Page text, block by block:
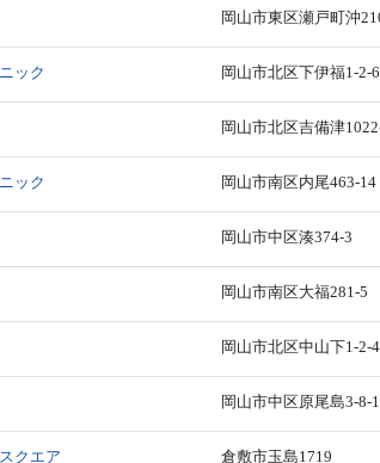
岡山市東区瀬戸町沖
ック 岡山市北区下伊福1-2-6
岡山市北区吉備津
ック 岡山市南区内尾463-14
岡山市中区湊374-3
岡山市南区大福281-5
岡山市北区中山下1-2-
岡山市中区原尾島3-8-
クエア 倉敷市玉島1719